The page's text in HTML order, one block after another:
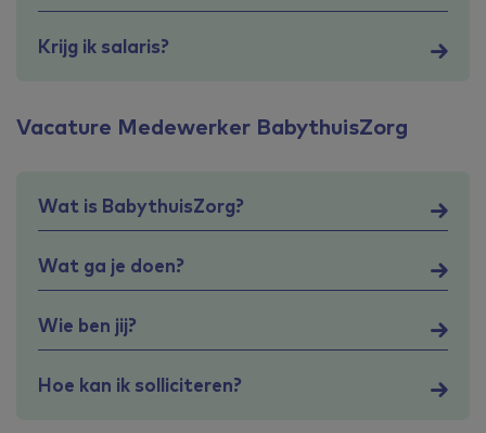
Krijg ik salaris?
Vacature Medewerker BabythuisZorg
Wat is BabythuisZorg?
Wat ga je doen?
Wie ben jij?
Hoe kan ik solliciteren?